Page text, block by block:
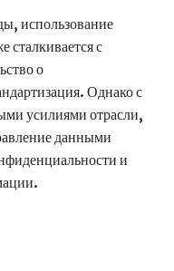
использование
сталкивается с
о
Однако с
усилиями отрасли,
данными
и